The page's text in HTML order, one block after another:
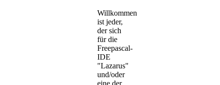
Willkommen
ist jeder,
der sich
für die
Freepascal-
IDE
"Lazarus"
und/oder
eine der